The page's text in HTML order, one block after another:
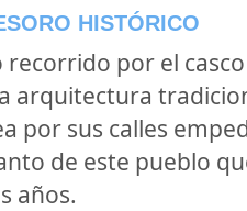
HISTÓRICO
por el
arquitectura
por sus calles
de este pueblo
años.